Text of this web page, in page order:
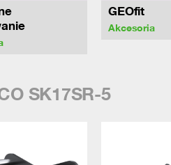
GEOfit
Akcesoria
SK17SR-5